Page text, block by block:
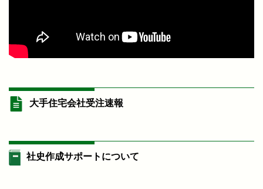
大手住宅会社受注速報
社史作成サポートについて